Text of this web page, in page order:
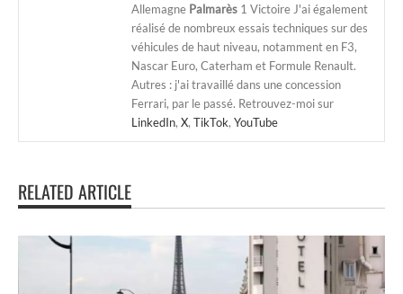
Allemagne Palmarès 1 Victoire J'ai également
réalisé de nombreux essais techniques sur des
véhicules de haut niveau, notamment en F3,
Nascar Euro, Caterham et Formule Renault.
Autres : j'ai travaillé dans une concession
Ferrari, par le passé. Retrouvez-moi sur
LinkedIn, X, TikTok, YouTube
RELATED ARTICLE